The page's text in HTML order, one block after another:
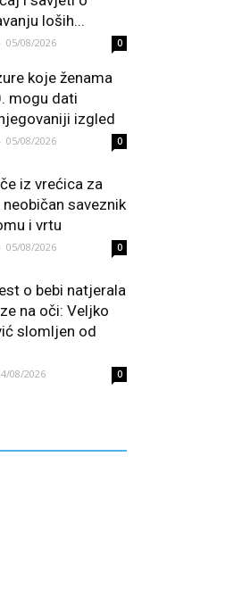
loših...
- 05/08/2026 0
koje ženama
mogu dati
izgled
- 05/08/2026 0
iz vrećica za
neobičan saveznik
i vrtu
- 05/08/2026 0
o bebi natjerala
na oči: Veljko
slomljen od
08/2026 0